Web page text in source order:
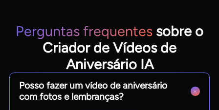
Perguntas frequentes sobre o
Criador de Vídeos de
Aniversário IA
Posso fazer um vídeo de aniversário
com fotos e lembranças?